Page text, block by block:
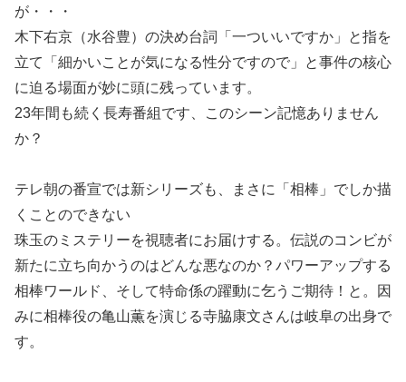
が・・・
木下右京（水谷豊）の決め台詞「一ついいですか」と指を
立て「細かいことが気になる性分ですので」と事件の核心
に迫る場面が妙に頭に残っています。
23年間も続く長寿番組です、このシーン記憶ありません
か？
テレ朝の番宣では新シリーズも、まさに「相棒」でしか描
くことのできない
珠玉のミステリーを視聴者にお届けする。伝説のコンビが
新たに立ち向かうのはどんな悪なのか？パワーアップする
相棒ワールド、そして特命係の躍動に乞うご期待！と。因
みに相棒役の亀山薫を演じる寺脇康文さんは岐阜の出身で
す。